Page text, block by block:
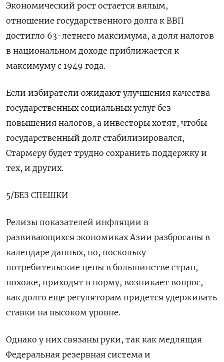
Экономический рост остается вялым,
отношение государственного долга к ВВП
достигло 63-летнего максимума, а доля налогов
в национальном доходе приближается к
максимуму с 1949 года.
Если избиратели ожидают улучшения качества
государственных социальных услуг без
повышения налогов, а инвесторы хотят, чтобы
государственный долг стабилизировался,
Стармеру будет трудно сохранить поддержку и
тех, и других.
5/БЕЗ СПЕШКИ
Релизы показателей инфляции в
развивающихся экономиках Азии разбросаны в
календаре данных, но, поскольку
потребительские цены в большинстве стран,
похоже, приходят в норму, возникает вопрос,
как долго еще регуляторам придется удерживать
ставки на высоком уровне.
Однако у них связаны руки, так как медлящая
Федеральная резервная система и